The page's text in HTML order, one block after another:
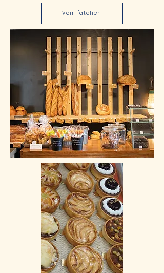
Voir l'atelier